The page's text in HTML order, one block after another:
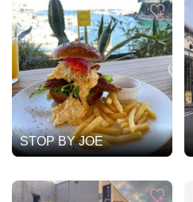
STOP BY JOE